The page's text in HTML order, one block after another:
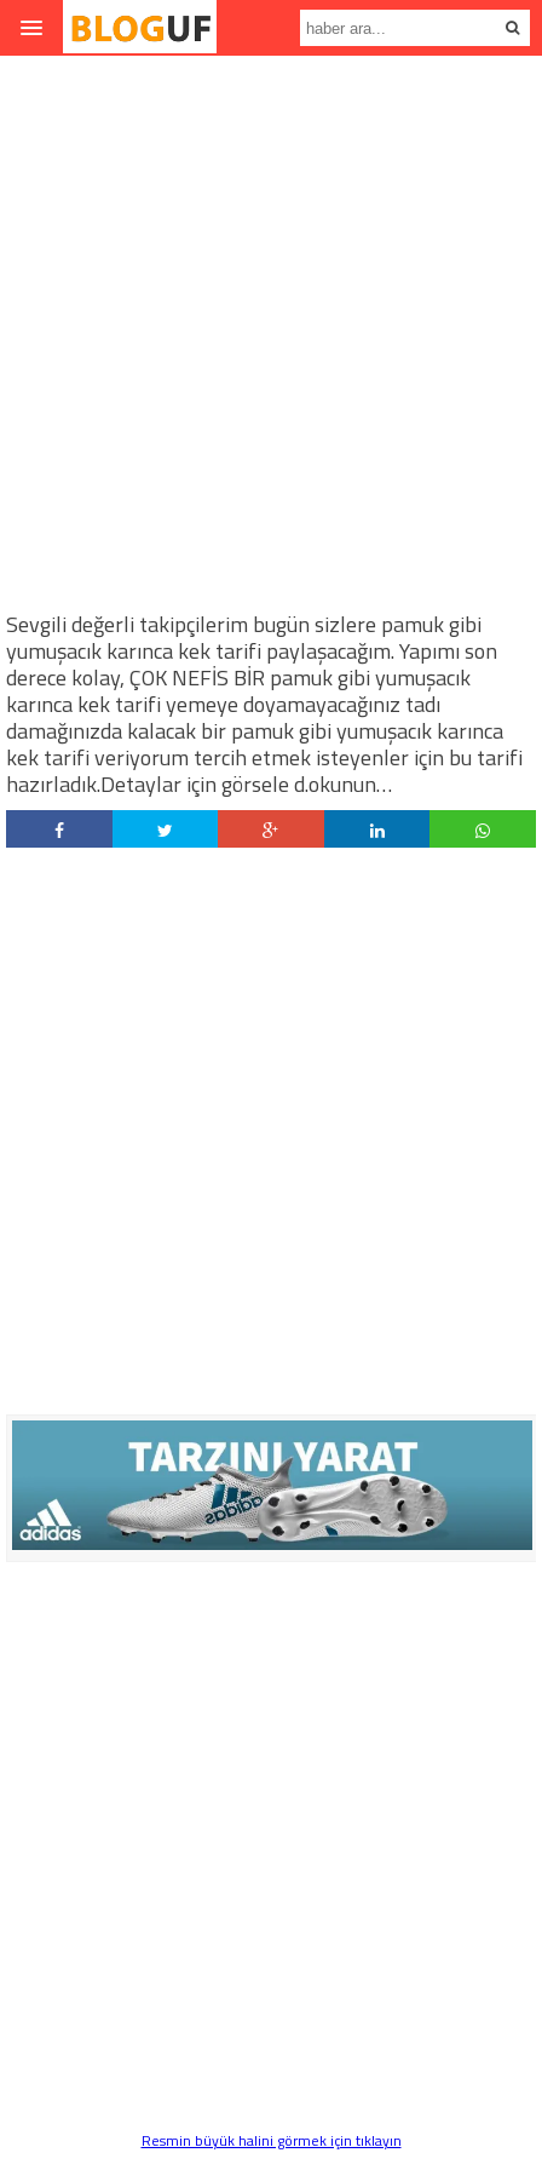
Sevgili değerli takipçilerim bugün sizlere pamuk gibi
yumuşacık karınca kek tarifi paylaşacağım. Yapımı son
derece kolay, ÇOK NEFİS BİR pamuk gibi yumuşacık
karınca kek tarifi yemeye doyamayacağınız tadı
damağınızda kalacak bir pamuk gibi yumuşacık karınca
kek tarifi veriyorum tercih etmek isteyenler için bu tarifi
hazırladık.Detaylar için görsele d.okunun…
Resmin büyük halini görmek için tıklayın